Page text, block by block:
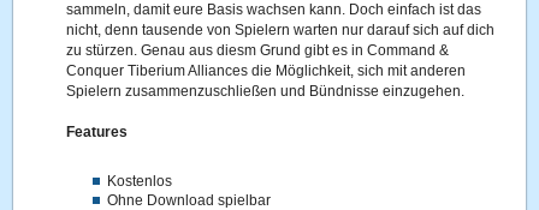
sammeln, damit eure Basis wachsen kann. Doch einfach ist das
nicht, denn tausende von Spielern warten nur darauf sich auf dich
zu stürzen. Genau aus diesm Grund gibt es in Command &
Conquer Tiberium Alliances die Möglichkeit, sich mit anderen
Spielern zusammenzuschließen und Bündnisse einzugehen.
Features
Kostenlos
Ohne Download spielbar